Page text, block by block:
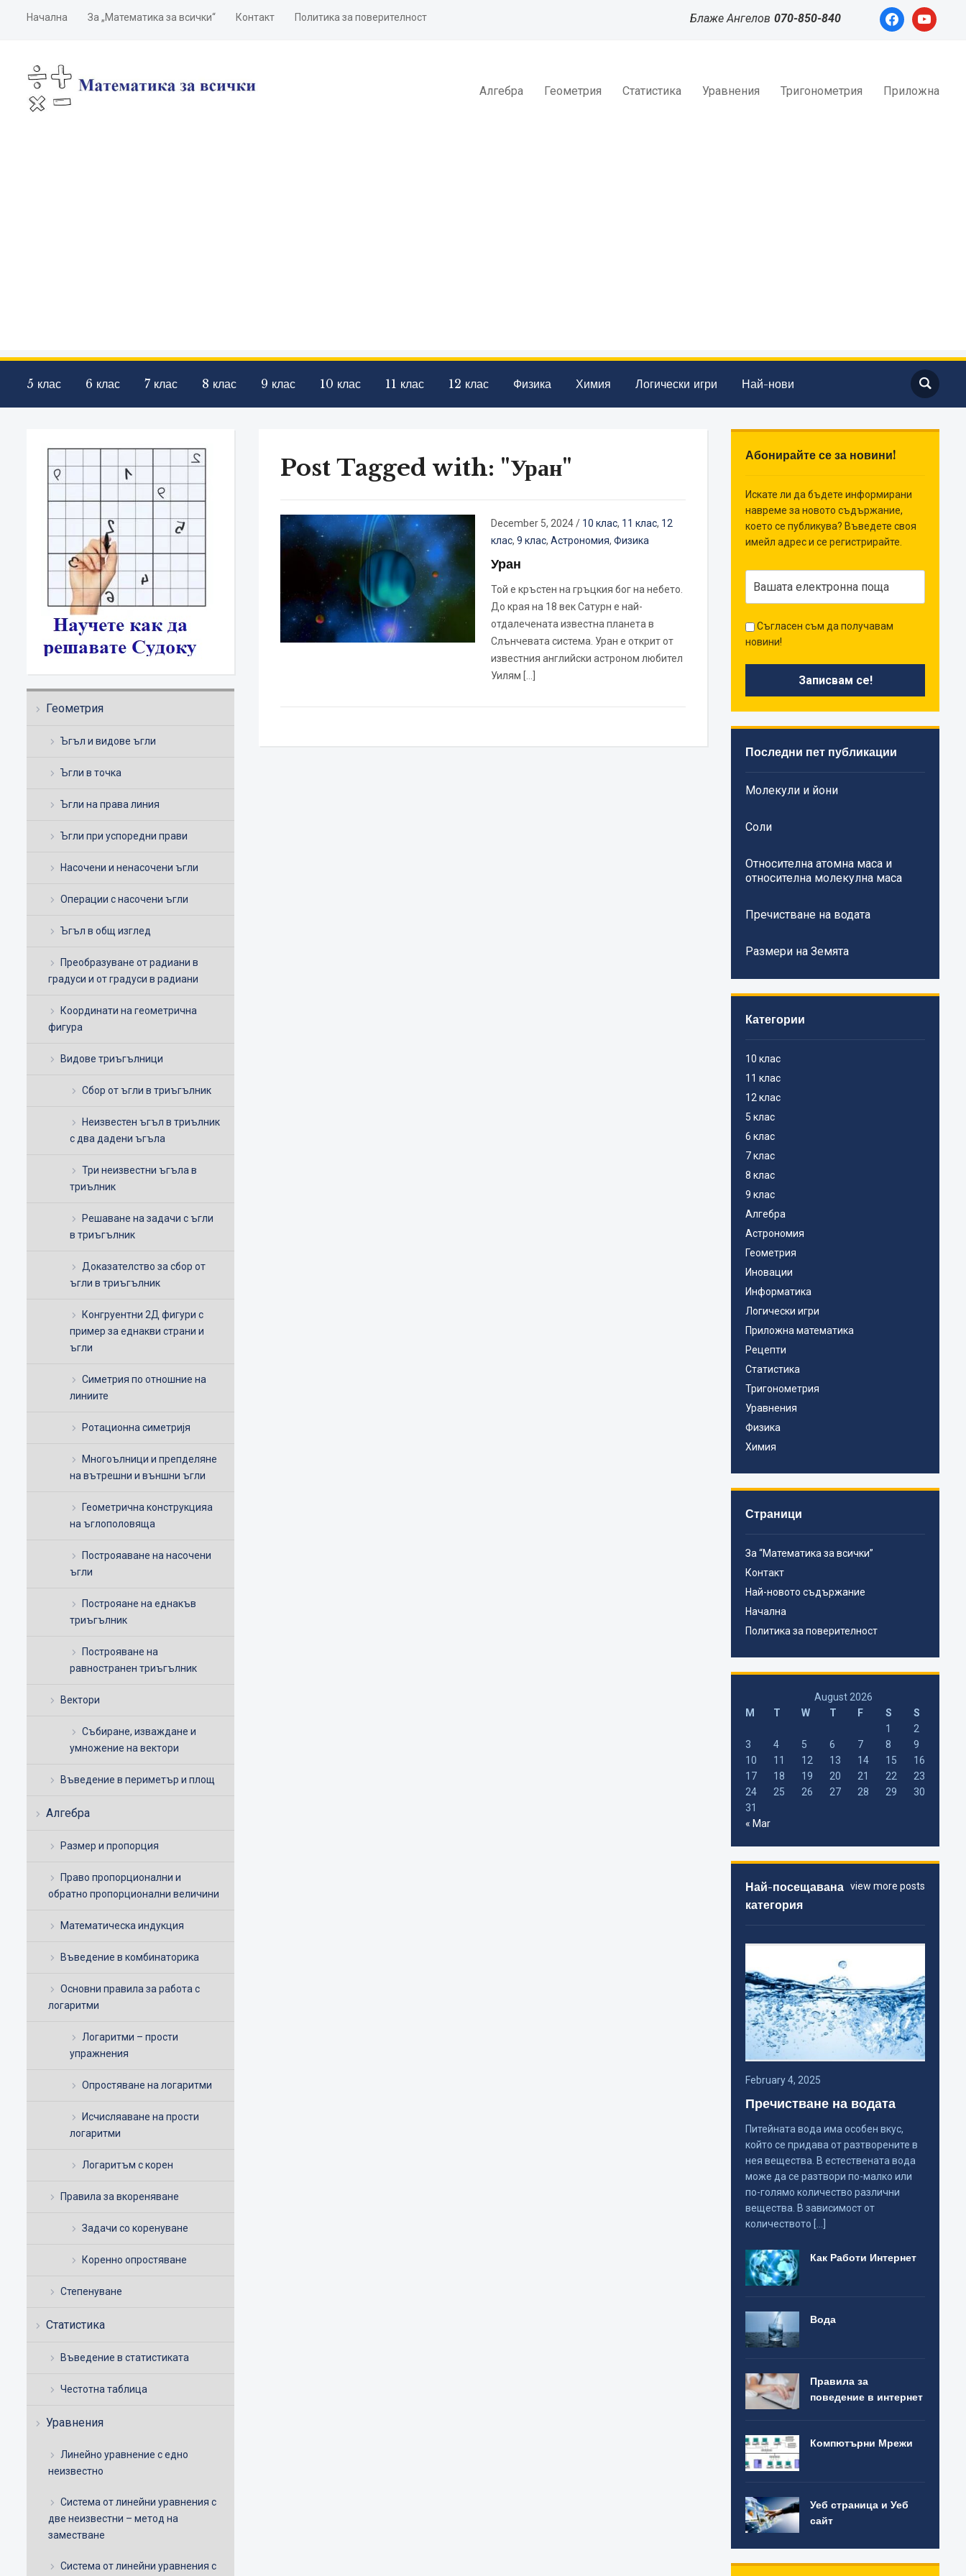
Начална За „Математика за всички“ Контакт Политика за поверителност facebookyoutube
Блаже Ангелов 070-850-840
Алгебра Геометрия Статистика Уравнения Тригонометрия Приложна
5 клас 6 клас 7 клас 8 клас 9 клас 10 клас 11 клас 12 клас Физика Химия Логически игри Най-нови
Геометрия
Ъгъл и видове ъгли
Ъгли в точка
Ъгли на права линия
Ъгли при успоредни прави
Насочени и ненасочени ъгли
Операции с насочени ъгли
Ъгъл в общ изглед
Преобразуване от радиани в
градуси и от градуси в радиани
Координати на геометрична
фигура
Видове триъгълници
Сбор от ъгли в триъгълник
Неизвестен ъгъл в триълник
с два дадени ъгъла
Три неизвестни ъгъла в
триълник
Решаване на задачи с ъгли
в триъгълник
Доказателство за сбор от
ъгли в триъгълник
Конгруентни 2Д фигури с
пример за еднакви страни и
ъгли
Симетрия по отношние на
линиите
Ротационна симетријя
Многоълници и препделяне
на вътрешни и външни ъгли
Геометрична конструкцияа
на ъглополовяща
Построяаване на насочени
ъгли
Построяане на еднакъв
триъгълник
Построяване на
равностранен триъгълник
Вектори
Събиране, изваждане и
умножение на вектори
Въведение в периметър и площ
Алгебра
Размер и пропорция
Право пропорционални и
обратно пропорционални величини
Математическа индукция
Въведение в комбинаторика
Основни правила за работа с
логаритми
Логаритми – прости
упражнения
Опростяване на логаритми
Исчисляаване на прости
логаритми
Логаритъм с корен
Правила за вкореняване
Задачи со коренуване
Коренно опростяване
Степенуване
Статистика
Въведение в статистиката
Честотна таблица
Уравнения
Линейно уравнение с едно
неизвестно
Система от линейни уравнения с
две неизвестни – метод на
заместване
Система от линейни уравнения с
Post Tagged with: "Уран"
December 5, 2024/ 10 клас, 11 клас, 12
клас, 9 клас, Астрономия, Физика
Уран
Той е кръстен на гръцкия бог на небето.
До края на 18 век Сатурн е най-
отдалечената известна планета в
Слънчевата система. Уран е открит от
известния английски астроном любител
Уилям […]
Абонирайте се за новини!
Искате ли да бъдете информирани
навреме за новото съдържание,
което се публикува? Въведете своя
имейл адрес и се регистрирайте.
Съгласен съм да получавам
новини!
Последни пет публикации
Молекули и йони
Соли
Относителна атомна маса и
относителна молекулна маса
Пречистване на водата
Размери на Земята
Категории
10 клас
11 клас
12 клас
5 клас
6 клас
7 клас
8 клас
9 клас
Алгебра
Астрономия
Геометрия
Иновации
Информатика
Логически игри
Приложна математика
Рецепти
Статистика
Тригонометрия
Уравнения
Физика
Химия
Страници
За “Математика за всички”
Контакт
Най-новото съдържание
Начална
Политика за поверителност
August 2026
M
T W T F S
S
1
2
3
4 5 6 7 8
9
10
11 12 13 14 15
16
17
18 19 20 21 22
23
24
25 26 27 28 29
30
31
« Mar
view more posts
Най-посещавана
категория
February 4, 2025
Пречистване на водата
Питейната вода има особен вкус,
който се придава от разтворените в
нея вещества. В естествената вода
може да се разтвори по-малко или
по-голямо количество различни
вещества. В зависимост от
количеството […]
Как Работи Интернет
Вода
Правила за
поведение в интернет
Компютърни Мрежи
Уеб страница и Уеб
сайт